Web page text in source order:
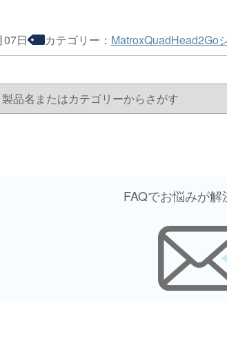
07日 カテゴリー： MatroxQuadHead2Go
FAQでお悩みが